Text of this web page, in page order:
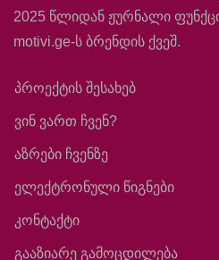
2025 წლიდან ჟურნალი
motivi.ge-ს ბრენდის ქვეშ.
პროექტის შესახებ
ვინ ვართ ჩვენ?
აზრები ჩვენზე
ელექტრონული წიგნები
კონტაქტი
გააზიარე გამოცდილება